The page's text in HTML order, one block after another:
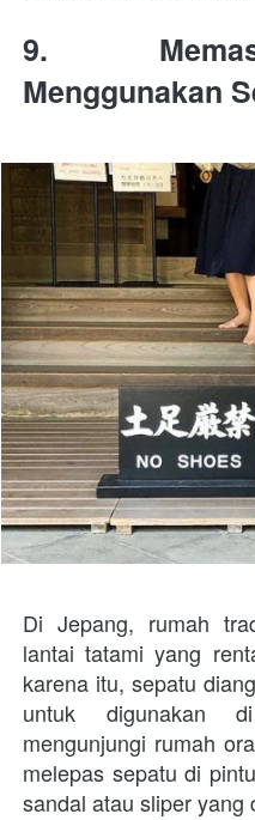
9.
Menggunakan
Di Jepang, rumah
lantai tatami yang
karena itu, sepatu
untuk digunakan
mengunjungi rumah
melepas sepatu di
sandal atau sliper yang